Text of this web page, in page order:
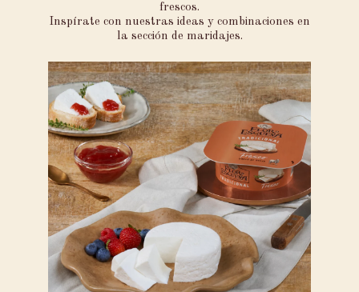
frescos.
Inspírate con nuestras ideas y combinaciones en
la sección de maridajes.